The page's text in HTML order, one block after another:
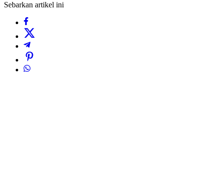
Sebarkan artikel ini